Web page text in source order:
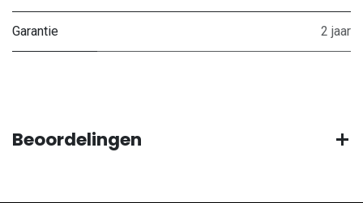
Garantie 2 jaar
Beoordelingen